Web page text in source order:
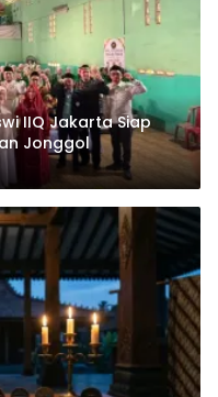
IIQ Jakarta Siap
Jonggol